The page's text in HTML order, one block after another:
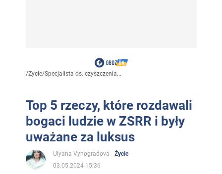
/Życie/Specjalista ds. czyszczenia...
Top 5 rzeczy, które rozdawali
bogaci ludzie w ZSRR i były
uważane za luksus
Ulyana Vynogradova
Życie
03.05.2024 15:36